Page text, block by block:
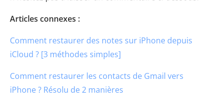
Articles connexes :
Comment restaurer des notes sur iPhone depuis
iCloud ? [3 méthodes simples]
Comment restaurer les contacts de Gmail vers
iPhone ? Résolu de 2 manières